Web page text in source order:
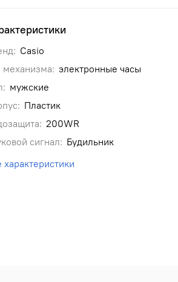
Casio
механизма: электронные часы
мужские
Пластик
200WR
сигнал: Будильник
характеристики